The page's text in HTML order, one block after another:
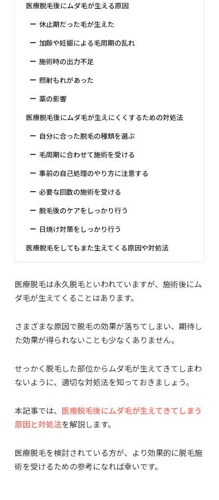
医療脱毛後にムダ毛が生える原因
休止期だった毛が生えた
加齢や妊娠による毛周期の乱れ
施術時の出力不足
照射もれがあった
薬の影響
医療脱毛後にムダ毛が生えにくくするための対処法
自分に合った脱毛の種類を選ぶ
毛周期に合わせて施術を受ける
事前の自己処理のやり方に注意する
必要な回数の施術を受ける
脱毛後のケアをしっかり行う
日焼け対策をしっかり行う
医療脱毛をしてもまた生えてくる原因や対処法
医療脱毛は永久脱毛といわれていますが、施術後にム
ダ毛が生えてくることはあります。
さまざまな原因で脱毛の効果が落ちてしまい、期待し
た効果が得られないことも少なくありません。
せっかく脱毛した部位からムダ毛が生えてきてしまわ
ないように、適切な対処法を知っておきましょう。
本記事では、 医療脱毛後にムダ毛が生えてきてしまう
原因と対処法を解説します。
医療脱毛を検討されている方が、より効果的に脱毛施
術を受けるための参考になれば幸いです。